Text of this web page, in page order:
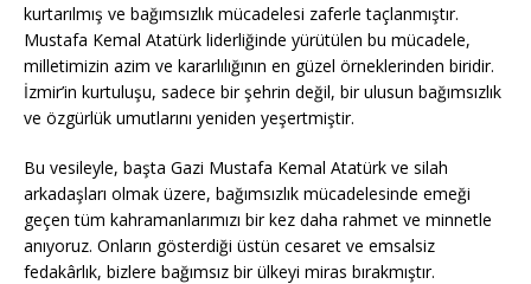
kurtarılmış ve bağımsızlık mücadelesi zaferle taçlanmıştır.
Mustafa Kemal Atatürk liderliğinde yürütülen bu mücadele,
milletimizin azim ve kararlılığının en güzel örneklerinden biridir.
İzmir’in kurtuluşu, sadece bir şehrin değil, bir ulusun bağımsızlık
ve özgürlük umutlarını yeniden yeşertmiştir.
Bu vesileyle, başta Gazi Mustafa Kemal Atatürk ve silah
arkadaşları olmak üzere, bağımsızlık mücadelesinde emeği
geçen tüm kahramanlarımızı bir kez daha rahmet ve minnetle
anıyoruz. Onların gösterdiği üstün cesaret ve emsalsiz
fedakârlık, bizlere bağımsız bir ülkeyi miras bırakmıştır.